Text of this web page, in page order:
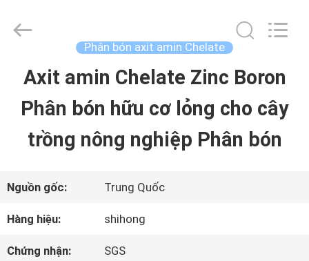
TRANG
CHỦ
SẢN
PHẨM
Technology
Phân bón axit amin Chelate
Axit amin Chelate Zinc Boron
Phân bón hữu cơ lỏng cho cây
trồng nông nghiệp Phân bón
Nguồn gốc: Trung Quốc
Hàng hiệu: shihong
Chứng nhận: SGS